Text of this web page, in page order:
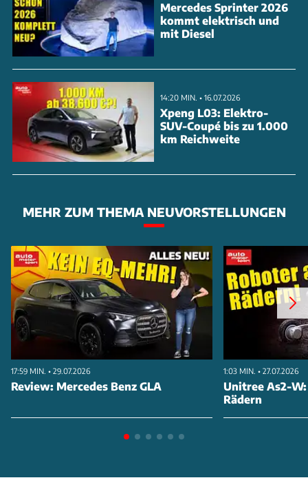
Mercedes Sprinter 2026
kommt elektrisch und
mit Diesel
14:20 MIN. • 16.07.2026
Xpeng L03: Elektro-
SUV-Coupé bis zu 1.000
km Reichweite
MEHR ZUM THEMA NEUVORSTELLUNGEN
17:59 MIN. • 29.07.2026
Review: Mercedes Benz GLA
1:03 MIN. • 27.07.2026
Unitree As2-
Rädern